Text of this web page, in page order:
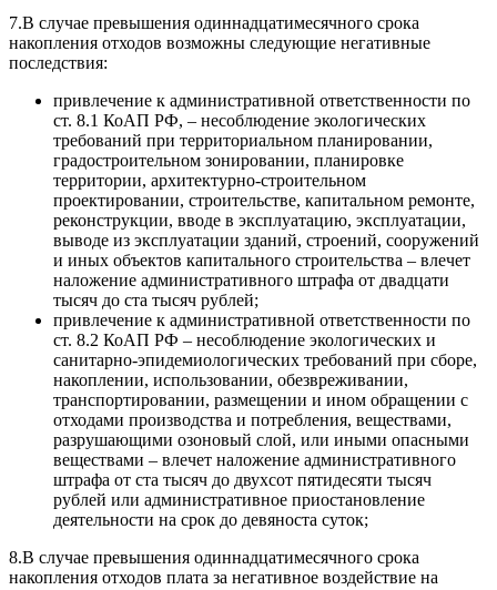
7.В случае превышения одиннадцатимесячного срока
накопления отходов возможны следующие негативные
последствия:
привлечение к административной ответственности по
ст. 8.1 КоАП РФ, – несоблюдение экологических
требований при территориальном планировании,
градостроительном зонировании, планировке
территории, архитектурно-строительном
проектировании, строительстве, капитальном ремонте,
реконструкции, вводе в эксплуатацию, эксплуатации,
выводе из эксплуатации зданий, строений, сооружений
и иных объектов капитального строительства – влечет
наложение административного штрафа от двадцати
тысяч до ста тысяч рублей;
привлечение к административной ответственности по
ст. 8.2 КоАП РФ – несоблюдение экологических и
санитарно-эпидемиологических требований при сборе,
накоплении, использовании, обезвреживании,
транспортировании, размещении и ином обращении с
отходами производства и потребления, веществами,
разрушающими озоновый слой, или иными опасными
веществами – влечет наложение административного
штрафа от ста тысяч до двухсот пятидесяти тысяч
рублей или административное приостановление
деятельности на срок до девяноста суток;
8.В случае превышения одиннадцатимесячного срока
накопления отходов плата за негативное воздействие на